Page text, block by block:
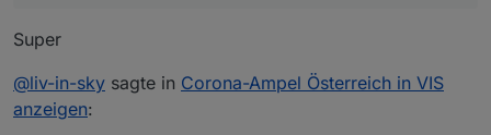
Super
@liv-in-sky sagte in Corona-Ampel Österreich in VIS
anzeigen: